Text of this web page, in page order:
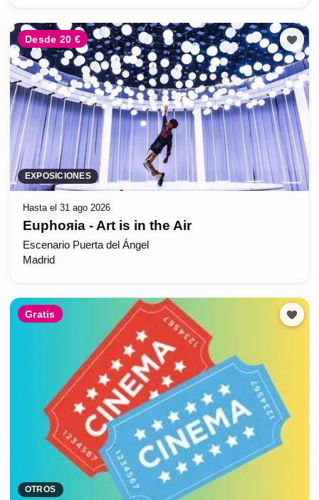
Desde 20 €
EXPOSICIONES
Hasta el 31 ago 2026
Euphoяia - Art is in the Air
Escenario Puerta del Ángel
Madrid
Gratis
OTROS